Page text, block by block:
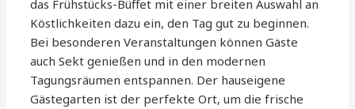
das Frühstücks-Büffet mit einer breiten Auswahl an
Köstlichkeiten dazu ein, den Tag gut zu beginnen.
Bei besonderen Veranstaltungen können Gäste
auch Sekt genießen und in den modernen
Tagungsräumen entspannen. Der hauseigene
Gästegarten ist der perfekte Ort, um die frische